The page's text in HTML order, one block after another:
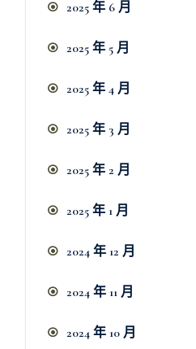
2025 年 6 月
2025 年 5 月
2025 年 4 月
2025 年 3 月
2025 年 2 月
2025 年 1 月
2024 年 12 月
2024 年 11 月
2024 年 10 月